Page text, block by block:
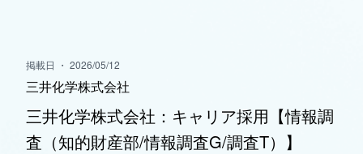
掲載日 ・ 2026/05/12
三井化学株式会社
三井化学株式会社：キャリア採用【情報調
査（知的財産部/情報調査G/調査T）】